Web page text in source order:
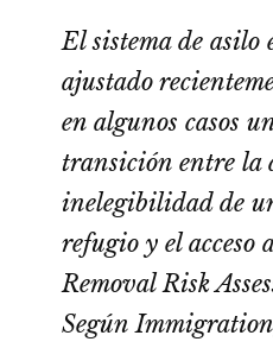
El sistema de asilo
ajustado
en algunos casos
transición entre la
inelegibilidad de
refugio y el acceso
Removal Risk
Según